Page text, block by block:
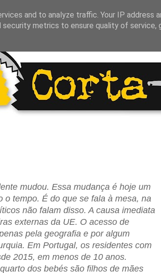
mudou. Essa mudança é hoje um
o tempo. É do que se fala à mesa, na
não falam disso. A causa imediata
externas da UE. O acesso de
pela geografia e por algum
Em Portugal, os residentes com
2015, em menos de 10 anos.
dos bebés são filhos de mães
and to analyze traffic. Your IP address
metrics to ensure quality of service,